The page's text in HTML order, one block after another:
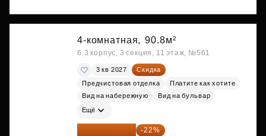
4-комнатная, 90.8м²
6.3 корпус, 3 секция, 11 этаж, №561
3 кв 2027
Скидка
Предчистовая отделка
Платите как хотите
Вид на набережную
Вид на бульвар
Ещё
58 982 227 ₽ -22%